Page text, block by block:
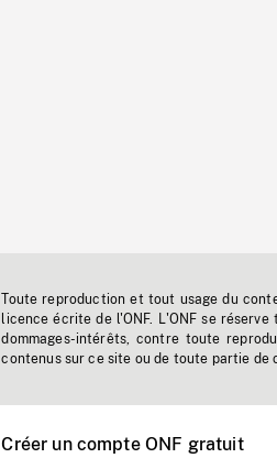
Toute reproduction et tout usage du
licence écrite de l'ONF. L'ONF se
dommages-intérêts, contre toute
contenus sur ce site ou de toute partie de
Créer un compte ONF gratuit